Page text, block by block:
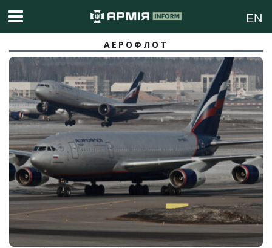
EN
АЕРОФЛОТ